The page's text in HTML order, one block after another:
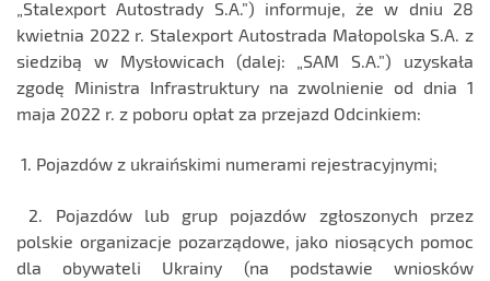
„Stalexport Autostrady S.A.”) informuje, że w dniu 28
kwietnia 2022 r. Stalexport Autostrada Małopolska S.A. z
siedzibą w Mysłowicach (dalej: „SAM S.A.”) uzyskała
zgodę Ministra Infrastruktury na zwolnienie od dnia 1
maja 2022 r. z poboru opłat za przejazd Odcinkiem:
1. Pojazdów z ukraińskimi numerami rejestracyjnymi;
2. Pojazdów lub grup pojazdów zgłoszonych przez
polskie organizacje pozarządowe, jako niosących pomoc
dla obywateli Ukrainy (na podstawie wniosków